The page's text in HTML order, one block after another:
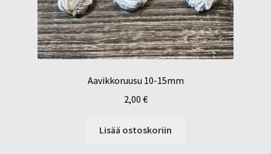
Aavikkoruusu 10-15mm
2,00 €
Lisää ostoskoriin